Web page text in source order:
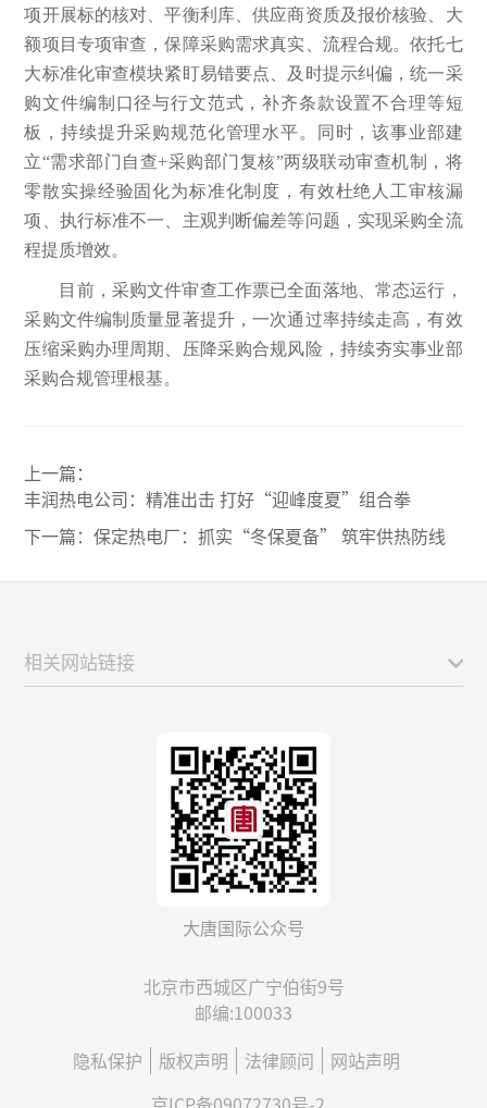
项开展标的核对、平衡利库、供应商资质及报价核验、大
额项目专项审查，保障采购需求真实、流程合规。依托七
大标准化审查模块紧盯易错要点、及时提示纠偏，统一采
购文件编制口径与行文范式，补齐条款设置不合理等短
板，持续提升采购规范化管理水平。同时，该事业部建
立“需求部门自查+采购部门复核”两级联动审查机制，将
零散实操经验固化为标准化制度，有效杜绝人工审核漏
项、执行标准不一、主观判断偏差等问题，实现采购全流
程提质增效。
目前，采购文件审查工作票已全面落地、常态运行，
采购文件编制质量显著提升，一次通过率持续走高，有效
压缩采购办理周期、压降采购合规风险，持续夯实事业部
采购合规管理根基。
上一篇：
丰润热电公司：精准出击 打好“迎峰度夏”组合拳
下一篇：保定热电厂：抓实“冬保夏备” 筑牢供热防线
大唐国际公众号
北京市西城区广宁伯街9号
邮编:100033
隐私保护
版权声明 法律顾问
网站声明
相关网站链接